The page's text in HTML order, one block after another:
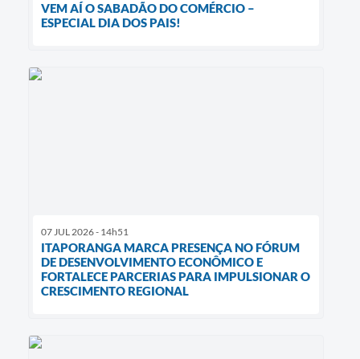
VEM AÍ O SABADÃO DO COMÉRCIO –
ESPECIAL DIA DOS PAIS!
07 JUL 2026 - 14h51
ITAPORANGA MARCA PRESENÇA NO FÓRUM
DE DESENVOLVIMENTO ECONÔMICO E
FORTALECE PARCERIAS PARA IMPULSIONAR O
CRESCIMENTO REGIONAL